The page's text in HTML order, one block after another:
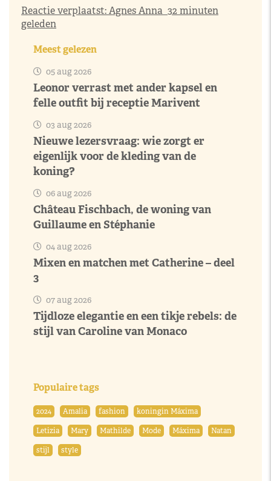
Reactie verplaatst:Agnes Anna 32 minuten
geleden
Meest gelezen
05 aug 2026
Leonor verrast met ander kapsel en
felle outfit bij receptie Marivent
03 aug 2026
Nieuwe lezersvraag: wie zorgt er
eigenlijk voor de kleding van de
koning?
06 aug 2026
Château Fischbach, de woning van
Guillaume en Stéphanie
04 aug 2026
Mixen en matchen met Catherine – deel
3
07 aug 2026
Tijdloze elegantie en een tikje rebels: de
stijl van Caroline van Monaco
Populaire tags
2024 Amalia fashion
koningin Máxima
Letizia
Mary Mathilde Mode Máxima
Natan
stijl
style